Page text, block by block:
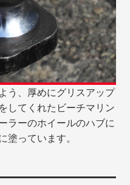
う、厚めにグリスアップ
してくれたビーチマリン
ラーのホイールのハブに
塗っています。